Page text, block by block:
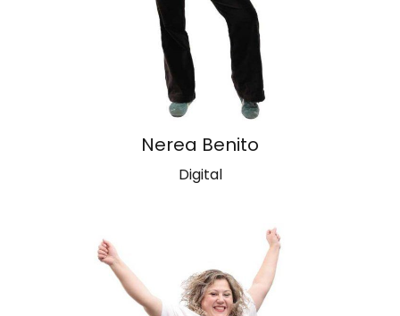
Nerea Benito
Digital